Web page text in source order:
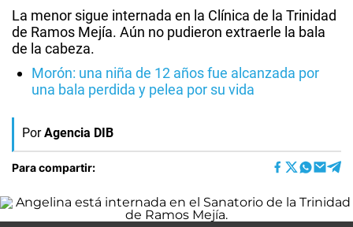
La menor sigue internada en la Clínica de la Trinidad
de Ramos Mejía. Aún no pudieron extraerle la bala
de la cabeza.
Morón: una niña de 12 años fue alcanzada por
una bala perdida y pelea por su vida
Por Agencia DIB
Para compartir: